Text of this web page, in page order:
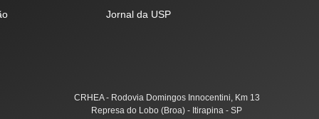
Jornal da USP
CRHEA - Rodovia Domingos Innocentini, Km 13
Represa do Lobo (Broa) - Itirapina - SP